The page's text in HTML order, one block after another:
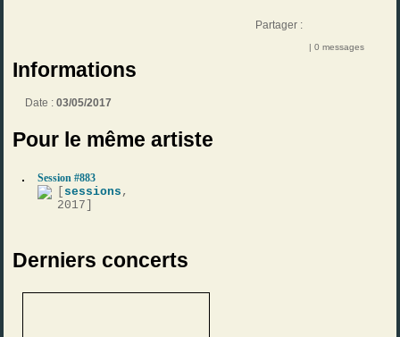
Partager :
| 0 messages
Informations
Date :03/05/2017
Pour le même artiste
Session #883
sessions ,
2017]
Derniers concerts